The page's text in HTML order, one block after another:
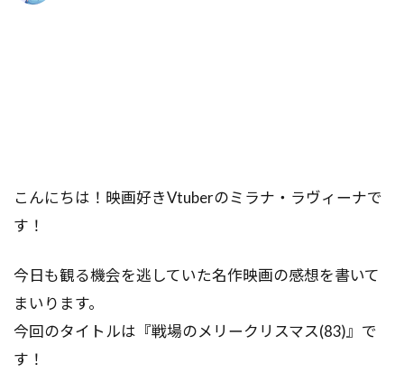
こんにちは！映画好きVtuberのミラナ・ラヴィーナで
す！
今日も観る機会を逃していた名作映画の感想を書いて
まいります。
今回のタイトルは『戦場のメリークリスマス(83)』で
す！